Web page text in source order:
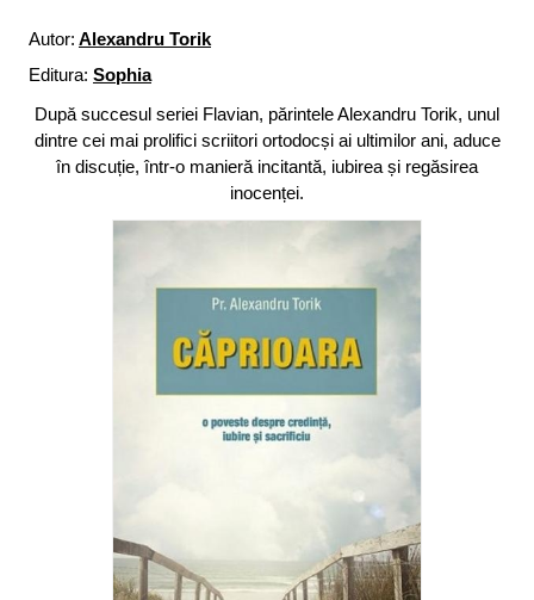
Autor: Alexandru Torik
Editura: Sophia
După succesul seriei Flavian, părintele Alexandru Torik, unul
dintre cei mai prolifici scriitori ortodocși ai ultimilor ani, aduce
în discuție, într-o manieră incitantă, iubirea și regăsirea
inocenței.